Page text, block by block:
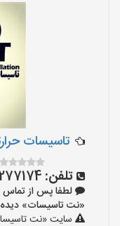
تاسیسات
تلفن:
لطفا پس از تماس
«نت تاسیسات» دیده ام و کد
سایت «نت